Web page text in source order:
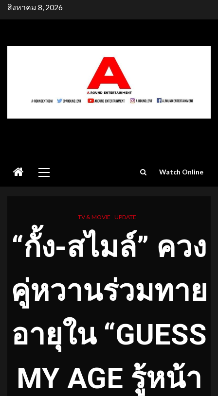
Skipสิงหาคม 8, 2026
Menu
Watch Online
TV & MOVIE UPDATE
“กั้ง-สไมล์” ควง
คู่หวานร่วมทาย
อายุใน “GUESS
MY AGE รู้หน้า